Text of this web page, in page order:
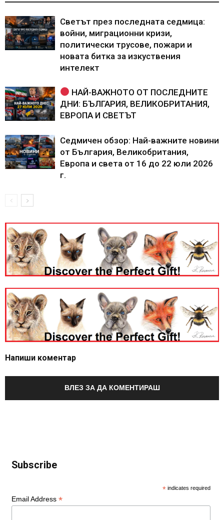
Светът през последната седмица:
войни, миграционни кризи,
политически трусове, пожари и
новата битка за изкуствения
интелект
НАЙ-ВАЖНОТО ОТ ПОСЛЕДНИТЕ
ДНИ: БЪЛГАРИЯ, ВЕЛИКОБРИТАНИЯ,
ЕВРОПА И СВЕТЪТ
Седмичен обзор: Най-важните новини
от България, Великобритания,
Европа и света от 16 до 22 юли 2026
г.
Напиши коментар
ВЛЕЗ ЗА ДА КОМЕНТИРАШ
Subscribe
* indicates required
Email Address *